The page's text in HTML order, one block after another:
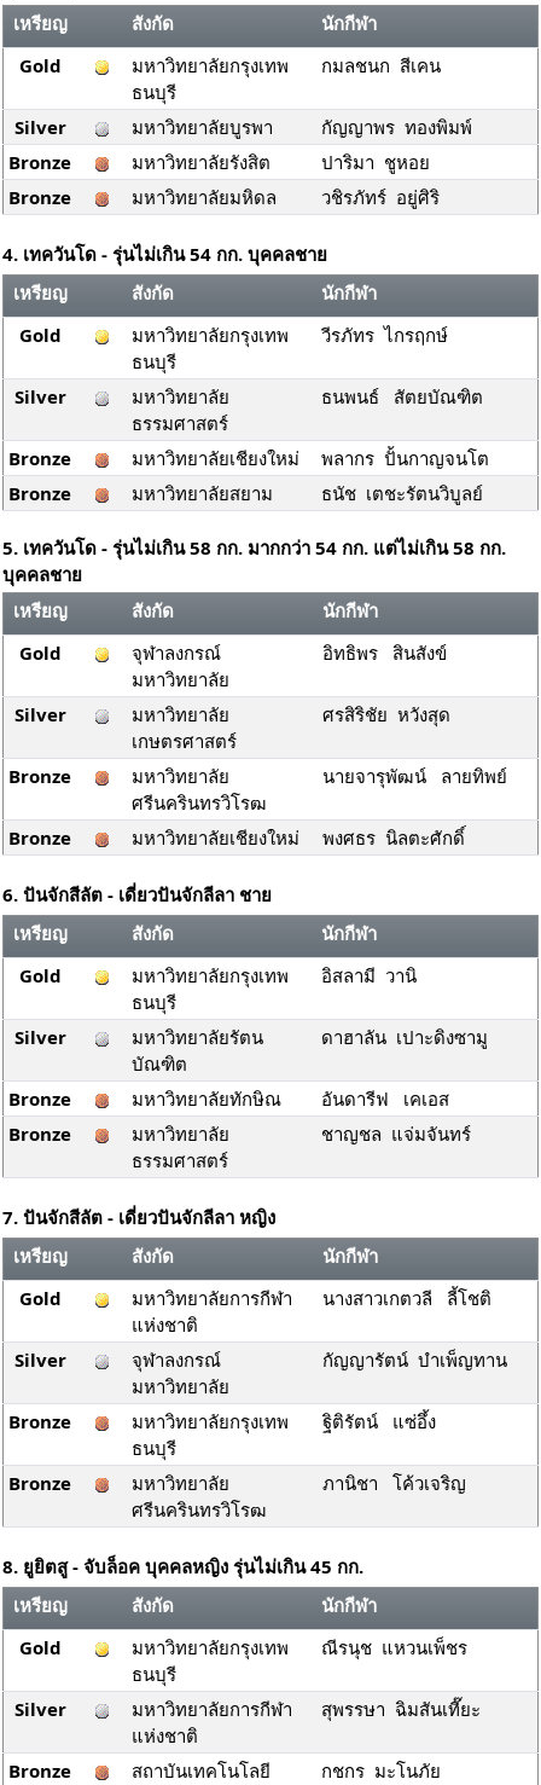
เหรียญ
สังกัด
นักกีฬา
Gold
มหาวิทยาลัยกรุงเทพ
ธนบุรี
กมลชนก สีเคน
Silver มหาวิทยาลัยบูรพา
กัญญาพร ทองพิมพ์
Bronze
มหาวิทยาลัยรังสิต
ปาริมา ชูหอย
Bronze
มหาวิทยาลัยมหิดล วชิรภัทร์ อยู่ศิริ
4. เทควันโด - รุ่นไม่เกิน 54 กก. บุคคลชาย
เหรียญ
สังกัด
นักกีฬา
Gold
มหาวิทยาลัยกรุงเทพ
ธนบุรี
วีรภัทร ไกรฤกษ์
Silver
มหาวิทยาลัย
ธรรมศาสตร์
ธนพนธ์ สัตยบัณฑิต
Bronze มหาวิทยาลัยเชียงใหม่
พลากร ปั้นกาญจนโต
Bronze
มหาวิทยาลัยสยาม ธนัช เตชะรัตนวิบูลย์
5. เทควันโด - รุ่นไม่เกิน 58 กก. มากกว่า 54 กก. แต่ไม่เกิน 58 กก.
บุคคลชาย
เหรียญ
สังกัด
นักกีฬา
Gold
จุฬาลงกรณ์
มหาวิทยาลัย
อิทธิพร สินสังข์
Silver
มหาวิทยาลัย
เกษตรศาสตร์
ศรสิริชัย หวังสุด
Bronze
มหาวิทยาลัย
ศรีนครินทรวิโรฒ
นายจารุพัฒน์ ลายทิพย์
Bronze มหาวิทยาลัยเชียงใหม่ พงศธร นิลตะศักดิ์
6. ปันจักสีลัต - เดี่ยวปันจักลีลา ชาย
เหรียญ
สังกัด
นักกีฬา
Gold
มหาวิทยาลัยกรุงเทพ
ธนบุรี
อิสลามี วานิ
Silver
มหาวิทยาลัยรัตน
บัณฑิต
ดาฮาลัน เปาะดิงซามู
Bronze มหาวิทยาลัยทักษิณ
อันดารีฟ เคเอส
Bronze
มหาวิทยาลัย
ธรรมศาสตร์
ชาญชล แจ่มจันทร์
7. ปันจักสีลัต - เดี่ยวปันจักลีลา หญิง
เหรียญ
สังกัด
นักกีฬา
Gold
มหาวิทยาลัยการกีฬา
แห่งชาติ
นางสาวเกตวลี ลี้โชติ
Silver
จุฬาลงกรณ์
มหาวิทยาลัย
กัญญารัตน์ บำเพ็ญทาน
Bronze
มหาวิทยาลัยกรุงเทพ
ธนบุรี
ฐิติรัตน์ แซ่อึ้ง
Bronze
มหาวิทยาลัย
ศรีนครินทรวิโรฒ
ภานิชา โค้วเจริญ
8. ยูยิตสู - จับล็อค บุคคลหญิง รุ่นไม่เกิน 45 กก.
เหรียญ
สังกัด
นักกีฬา
Gold
มหาวิทยาลัยกรุงเทพ
ธนบุรี
ณีรนุช แหวนเพ็ชร
Silver
มหาวิทยาลัยการกีฬา
แห่งชาติ
สุพรรษา ฉิมสันเที๊ยะ
Bronze สถาบันเทคโนโลยี กชกร มะโนภัย